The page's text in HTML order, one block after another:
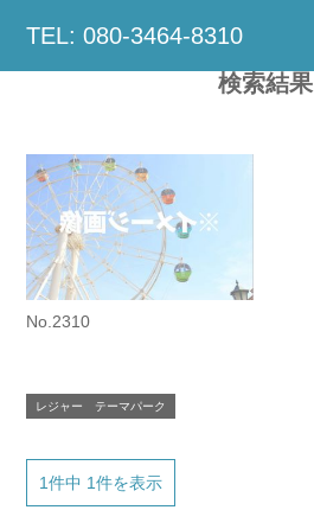
TEL: 080-3464-8310
検索結果
No.2310
レジャー テーマパーク
1件中 1件を表示